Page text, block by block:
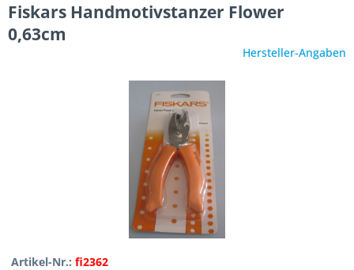
Fiskars Handmotivstanzer Flower
0,63cm
Hersteller-Angaben
Artikel-Nr.:fi2362